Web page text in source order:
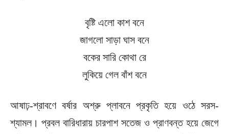
বৃষ্টি এলো কাশ বনে
জাগলো সাড়া ঘাস বনে
বকের সারি কোথা রে
লুকিয়ে গেল বাঁশ বনে
আষাঢ়-শ্রাবণে বর্ষার অশ্রু প্লাবনে প্রকৃতি হয়ে ওঠে সরস-
শ্যামল। প্রবল বারিধারায় চারপাশ সতেজ ও প্রাণবন্ত হয়ে জেগে